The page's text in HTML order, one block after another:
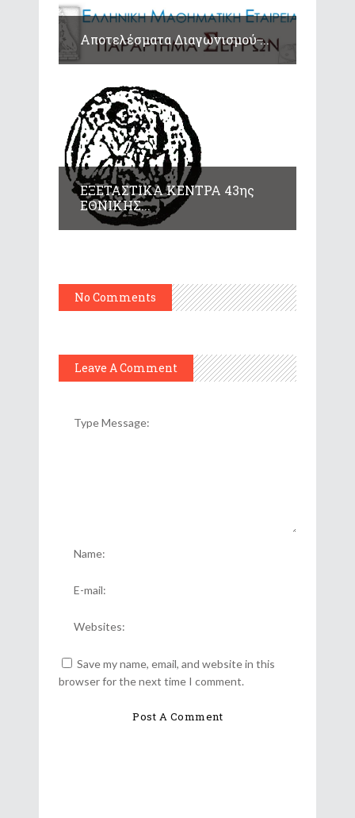
Αποτελέσματα Διαγωνισμού ̶...
ΕΞΕΤΑΣΤΙΚΑ ΚΕΝΤΡΑ 43ης
ΕΘΝΙΚΗΣ...
No Comments
Leave A Comment
Save my name, email, and website in this
browser for the next time I comment.